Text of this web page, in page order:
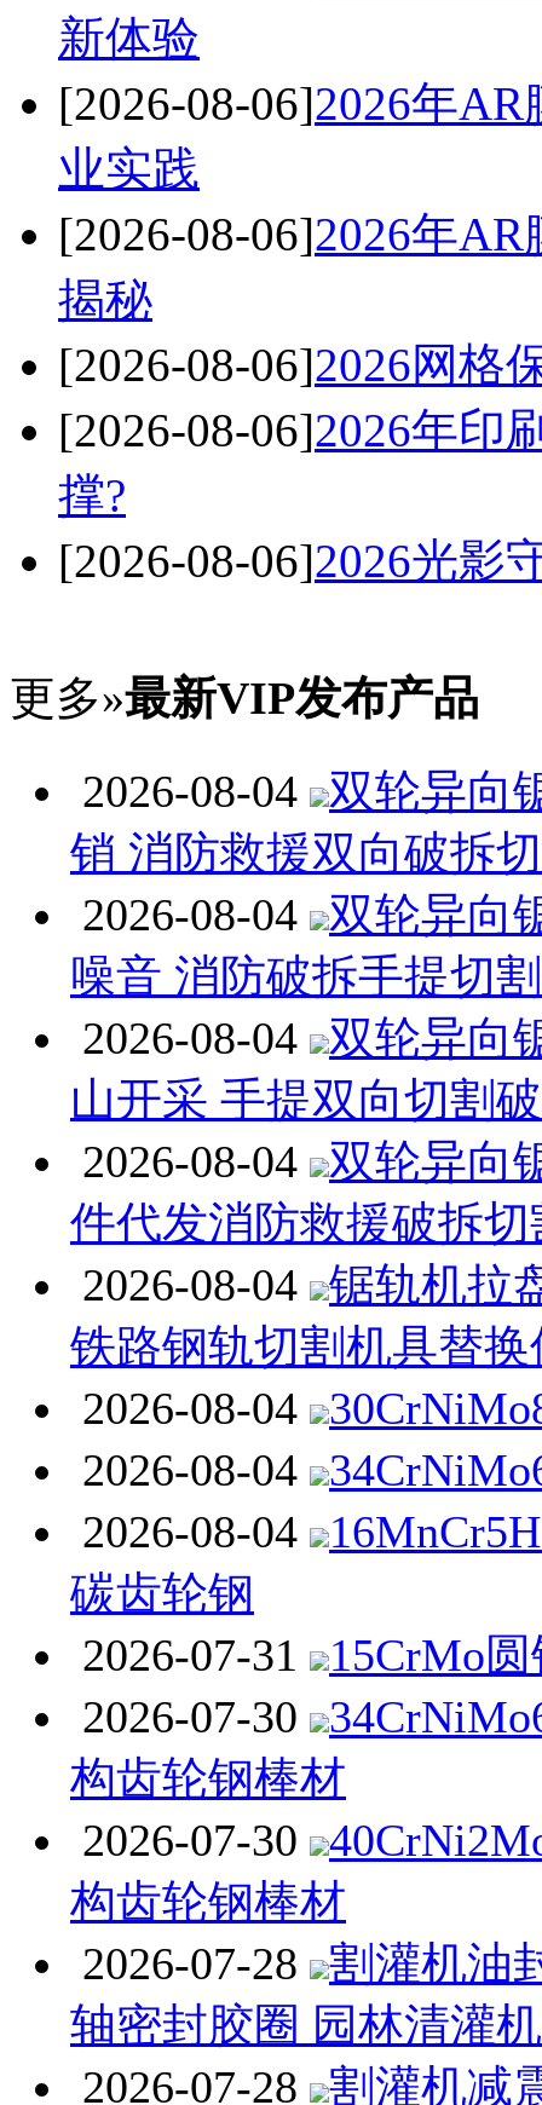
新体验
[2026-08-06]2026年
业实践
[2026-08-06]2026年
揭秘
[2026-08-06]2026网格
[2026-08-06]2026年印
撑?
[2026-08-06]2026光影
更多»最新VIP发布产品
2026-08-04
双轮异向
销 消防救援双向破拆
2026-08-04
双轮异向
噪音 消防破拆手提切
2026-08-04
双轮异向
山开采 手提双向切割
2026-08-04
双轮异向
件代发消防救援破拆
2026-08-04
锯轨机拉
铁路钢轨切割机具替换
2026-08-04
2026-08-04
2026-08-04
碳齿轮钢
2026-07-31
15CrMo
2026-07-30
构齿轮钢棒材
2026-07-30
构齿轮钢棒材
2026-07-28
割灌机油
轴密封胶圈 园林清灌
2026-07-28
割灌机减